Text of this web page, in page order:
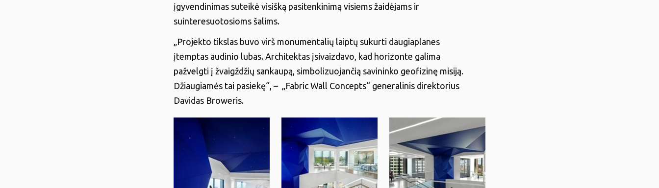
įgyvendinimas suteikė visišką pasitenkinimą visiems žaidėjams ir
suinteresuotosioms šalims.
„Projekto tikslas buvo virš monumentalių laiptų sukurti daugiaplanes
įtemptas audinio lubas. Architektas įsivaizdavo, kad horizonte galima
pažvelgti į žvaigždžių sankaupą, simbolizuojančią savininko geofizinę misiją.
Džiaugiamės tai pasiekę“, – „Fabric Wall Concepts“ generalinis direktorius
Davidas Broweris.